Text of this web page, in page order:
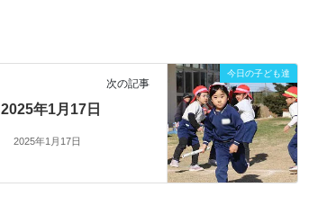
今日の子ども達
次の記事
2025年1月17日
2025年1月17日